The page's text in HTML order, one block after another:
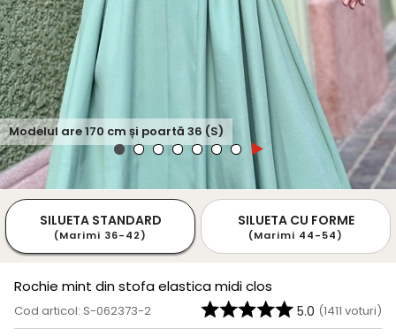
Modelul are170 cm și poartă 36 (S)
SILUETA STANDARD
(Marimi 36-42)
SILUETA CU FORME
(Marimi 44-54)
Rochie mint din stofa elastica midi clos
Cod articol: S-062373-2 5.0 (1411 voturi)